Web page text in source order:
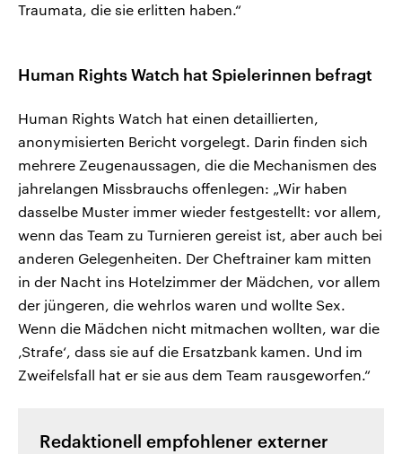
Traumata, die sie erlitten haben.“
Human Rights Watch hat Spielerinnen befragt
Human Rights Watch hat einen detaillierten,
anonymisierten Bericht vorgelegt. Darin finden sich
mehrere Zeugenaussagen, die die Mechanismen des
jahrelangen Missbrauchs offenlegen: „Wir haben
dasselbe Muster immer wieder festgestellt: vor allem,
wenn das Team zu Turnieren gereist ist, aber auch bei
anderen Gelegenheiten. Der Cheftrainer kam mitten
in der Nacht ins Hotelzimmer der Mädchen, vor allem
der jüngeren, die wehrlos waren und wollte Sex.
Wenn die Mädchen nicht mitmachen wollten, war die
‚Strafe‘, dass sie auf die Ersatzbank kamen. Und im
Zweifelsfall hat er sie aus dem Team rausgeworfen.“
Redaktionell empfohlener externer